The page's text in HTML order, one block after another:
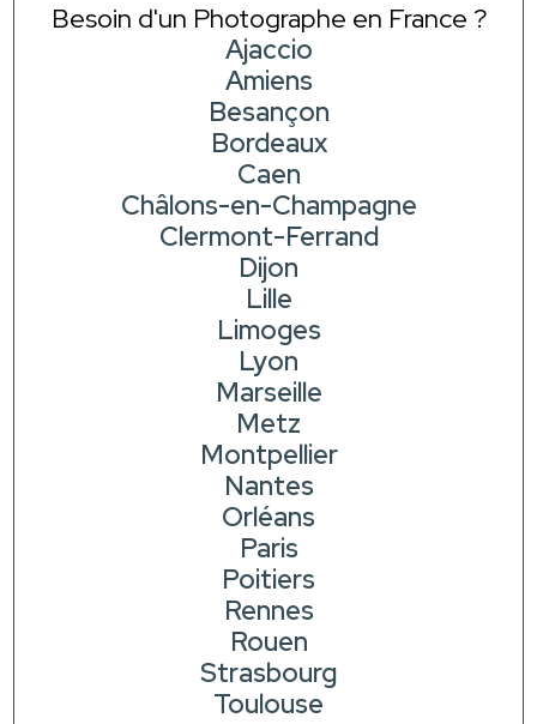
Besoin d'un Photographe en France ?
Ajaccio
Amiens
Besançon
Bordeaux
Caen
Châlons-en-Champagne
Clermont-Ferrand
Dijon
Lille
Limoges
Lyon
Marseille
Metz
Montpellier
Nantes
Orléans
Paris
Poitiers
Rennes
Rouen
Strasbourg
Toulouse